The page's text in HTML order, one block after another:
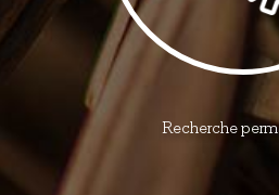
Recherche